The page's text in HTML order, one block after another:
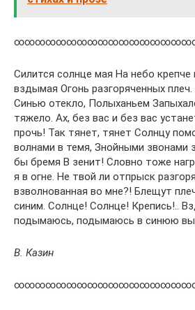
Силится солнце мая На небо крепче
вздымая Огонь разгоряченных плеч.
Синью отекло, Полыханьем
тяжело. Ах, без вас и без вас
прочь! Так тянет, тянет Солнцу
волнами в темя, Знойными звонами
бы бремя В зенит! Словно тоже
я в огне. Не твой ли отпрыск
взволнованная во мне?! Блещут
синим. Солнце! Солнце! Крепись!..
подымаюсь, подымаюсь в синюю
В. Казин